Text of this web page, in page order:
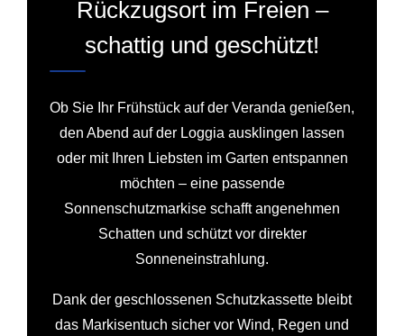
Rückzugsort im Freien –
schattig und geschützt!
Ob Sie Ihr Frühstück auf der Veranda genießen,
den Abend auf der Loggia ausklingen lassen
oder mit Ihren Liebsten im Garten entspannen
möchten – eine passende
Sonnenschutzmarkise schafft angenehmen
Schatten und schützt vor direkter
Sonneneinstrahlung.
Dank der geschlossenen Schutzkassette bleibt
das Markisentuch sicher vor Wind, Regen und